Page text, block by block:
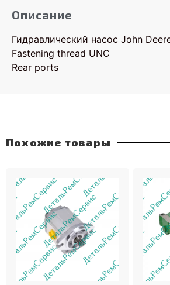
Описание
Гидравлический насос John
Fastening thread UNC
Rear ports
Похожие товары